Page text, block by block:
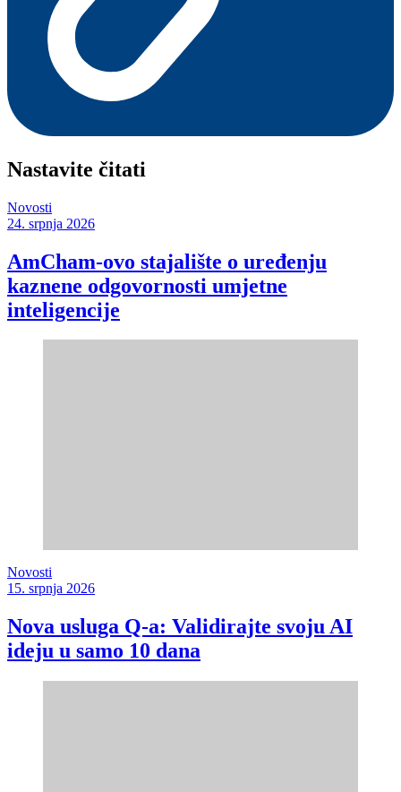
Nastavite čitati
Novosti
24. srpnja 2026
AmCham-ovo stajalište o uređenju
kaznene odgovornosti umjetne
inteligencije
Novosti
15. srpnja 2026
Nova usluga Q-a: Validirajte svoju AI
ideju u samo 10 dana